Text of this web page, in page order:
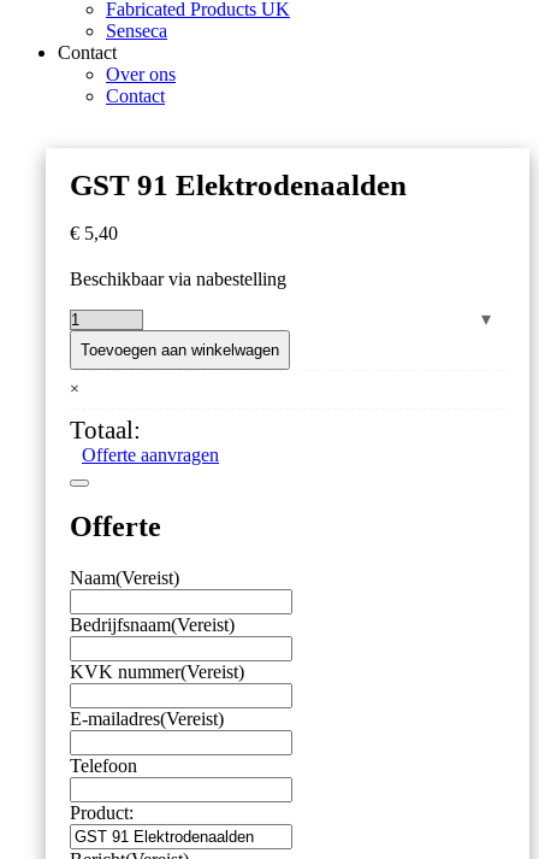
Fabricated Products UK
Senseca
Contact
Over ons
Contact
GST 91 Elektrodenaalden
€ 5,40
Beschikbaar via nabestelling
GST
91
Elektrodenaalden
aantal
Toevoegen aan winkelwagen
×
Totaal:
Offerte aanvragen
Offerte
Naam(Vereist)
Bedrijfsnaam(Vereist)
KVK nummer(Vereist)
E-mailadres(Vereist)
Telefoon
Product: